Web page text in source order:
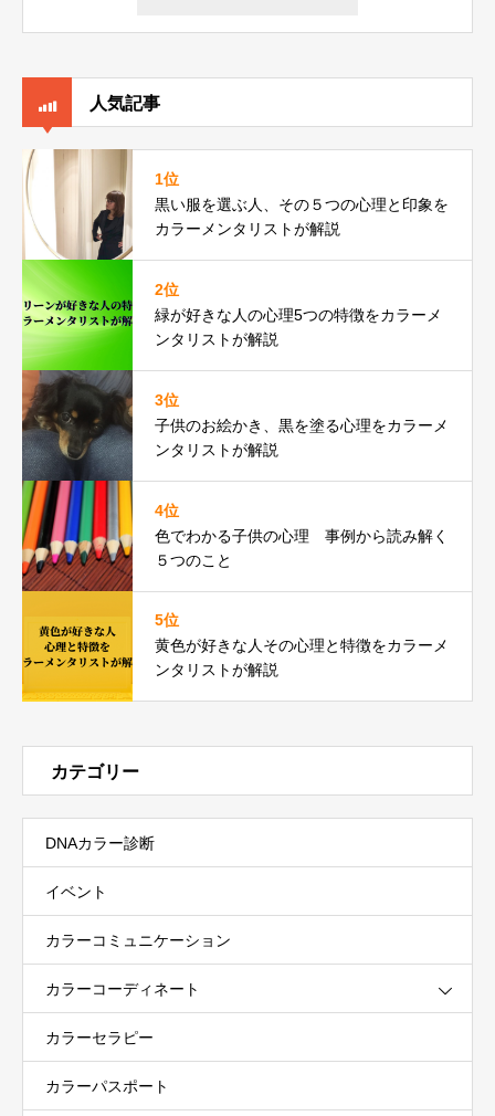
人気記事
1位
黒い服を選ぶ人、その５つの心理と印象を
カラーメンタリストが解説
2位
緑が好きな人の心理5つの特徴をカラーメ
ンタリストが解説
3位
子供のお絵かき、黒を塗る心理をカラーメ
ンタリストが解説
4位
色でわかる子供の心理 事例から読み解く
５つのこと
5位
黄色が好きな人その心理と特徴をカラーメ
ンタリストが解説
カテゴリー
DNAカラー診断
イベント
カラーコミュニケーション
カラーコーディネート
カラーセラピー
カラーパスポート